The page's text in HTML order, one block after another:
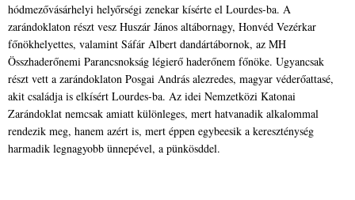
hódmezővásárhelyi helyőrségi zenekar kísérte el Lourdes-ba. A
zarándoklaton részt vesz Huszár János altábornagy, Honvéd Vezérkar
főnökhelyettes, valamint Sáfár Albert dandártábornok, az MH
Összhaderőnemi Parancsnokság légierő haderőnem főnöke. Ugyancsak
részt vett a zarándoklaton Posgai András alezredes, magyar véderőattasé,
akit családja is elkísért Lourdes-ba. Az idei Nemzetközi Katonai
Zarándoklat nemcsak amiatt különleges, mert hatvanadik alkalommal
rendezik meg, hanem azért is, mert éppen egybeesik a kereszténység
harmadik legnagyobb ünnepével, a pünkösddel.